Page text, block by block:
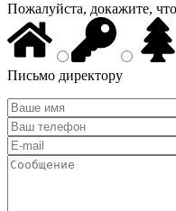
Пожалуйста, докажите,
Письмо директору